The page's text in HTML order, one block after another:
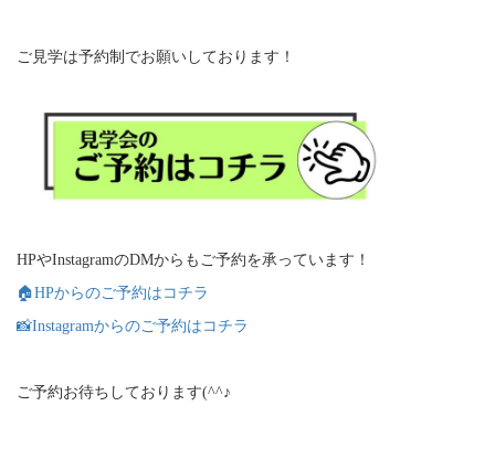
ご見学は予約制でお願いしております！
HPやInstagramのDMからもご予約を承っています！
🏠HPからのご予約はコチラ
📸Instagramからのご予約はコチラ
ご予約お待ちしております(^^♪